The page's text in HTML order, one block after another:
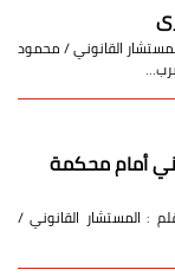
القانوني / محمود
أمام محكمة
: المستشار القانوني /